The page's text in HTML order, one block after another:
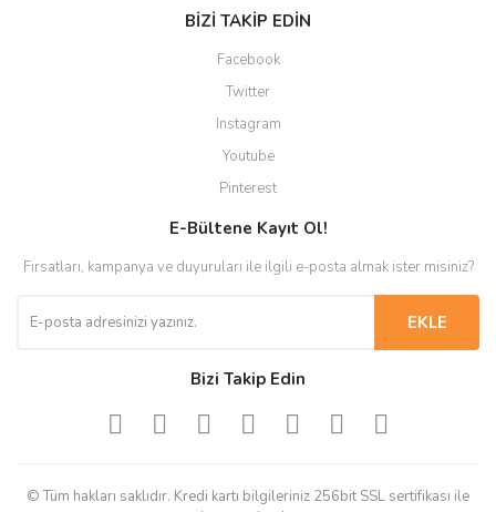
BİZİ TAKİP EDİN
Facebook
Twitter
Instagram
Youtube
Pinterest
E-Bültene Kayıt Ol!
Fırsatları, kampanya ve duyuruları ile ilgili e-posta almak ister misiniz?
EKLE
Bizi Takip Edin
© Tüm hakları saklıdır. Kredi kartı bilgileriniz 256bit SSL sertifikası ile